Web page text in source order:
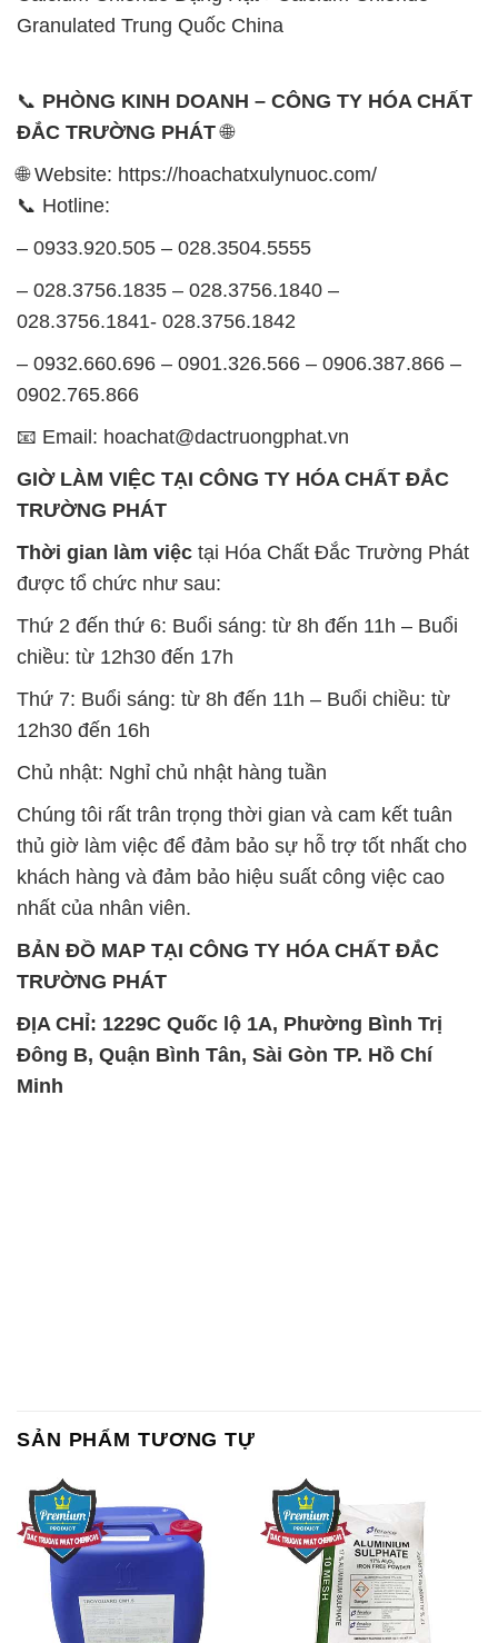
Granulated Trung Quốc China
📞 PHÒNG KINH DOANH – CÔNG TY HÓA CHẤT
ĐẮC TRƯỜNG PHÁT🌐
🌐 Website: https://hoachatxulynuoc.com/
📞 Hotline:
– 0933.920.505 – 028.3504.5555
– 028.3756.1835 – 028.3756.1840 –
028.3756.1841- 028.3756.1842
– 0932.660.696 – 0901.326.566 – 0906.387.866 –
0902.765.866
📧 Email: hoachat@dactruongphat.vn
GIỜ LÀM VIỆC TẠI CÔNG TY HÓA CHẤT ĐẮC
TRƯỜNG PHÁT
Thời gian làm việc tại Hóa Chất Đắc Trường Phát
được tổ chức như sau:
Thứ 2 đến thứ 6: Buổi sáng: từ 8h đến 11h – Buổi
chiều: từ 12h30 đến 17h
Thứ 7: Buổi sáng: từ 8h đến 11h – Buổi chiều: từ
12h30 đến 16h
Chủ nhật: Nghỉ chủ nhật hàng tuần
Chúng tôi rất trân trọng thời gian và cam kết tuân
thủ giờ làm việc để đảm bảo sự hỗ trợ tốt nhất cho
khách hàng và đảm bảo hiệu suất công việc cao
nhất của nhân viên.
BẢN ĐỒ MAP TẠI CÔNG TY HÓA CHẤT ĐẮC
TRƯỜNG PHÁT
ĐỊA CHỈ: 1229C Quốc lộ 1A, Phường Bình Trị
Đông B, Quận Bình Tân, Sài Gòn TP. Hồ Chí
Minh
SẢN PHẨM TƯƠNG TỰ